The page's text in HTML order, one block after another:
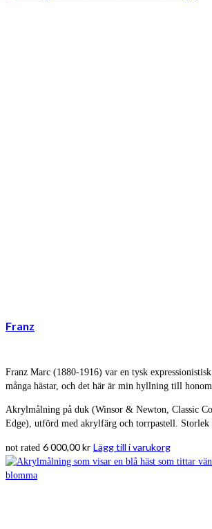
Franz
Franz Marc (1880-1916) var en tysk
många hästar, och det här är min hyllning till honom.
Akrylmålning på duk (Winsor & Newton, Classic
Edge), utförd med akrylfärg och torrpastell. Storlek
not rated 6 000,00kr Lägg till i varukorg